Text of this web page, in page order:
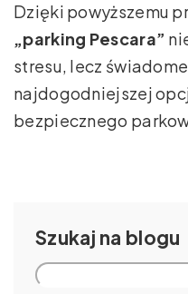
Dzięki powyższemu
„parking Pescara”
stresu, lecz
najdogodniejszej
bezpiecznego
Szukaj